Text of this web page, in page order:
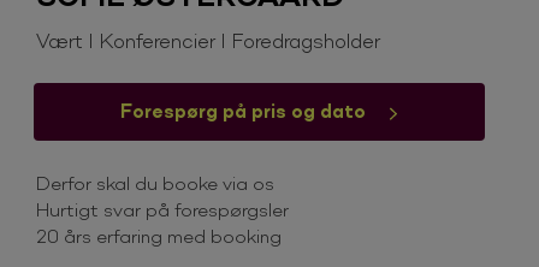
Vært I Konferencier I Foredragsholder
Forespørg på pris og dato
Derfor skal du booke via os
Hurtigt svar på forespørgsler
20 års erfaring med booking